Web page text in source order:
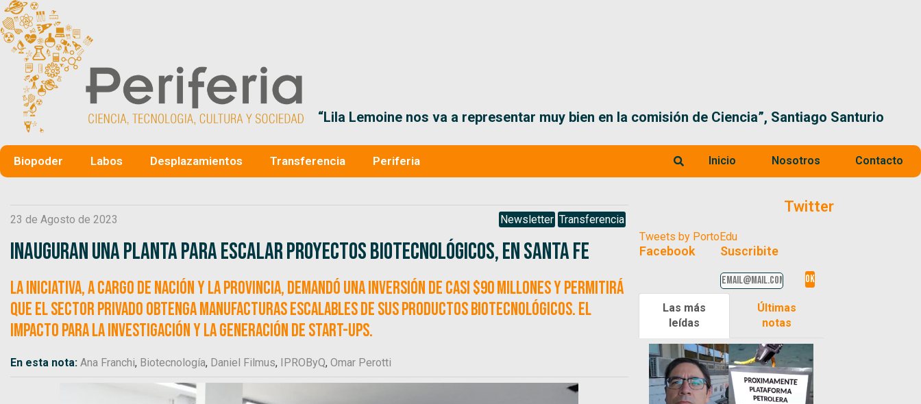
“Lila Lemoine nos va a representar muy bien en la comisión de Ciencia”, Santiago Santurio
Biopoder Labos Desplazamientos Transferencia Periferia Inicio Nosotros Contacto
23 de Agosto de 2023 Newsletter Transferencia
Inauguran una planta para escalar proyectos biotecnológicos, en Santa Fe
La iniciativa, a cargo de Nación y la provincia, demandó una inversión de casi $90 millones y permitirá
que el sector privado obtenga manufacturas escalables de sus productos biotecnológicos. El
impacto para la investigación y la generación de Start-ups.
En esta nota: Ana Franchi, Biotecnología, Daniel Filmus, IPROByQ, Omar Perotti
Twitter
Tweets by PortoEdu
Facebook Suscribite
Las más
leídas
Últimas
notas